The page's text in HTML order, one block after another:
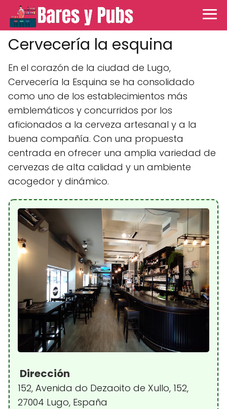
Cervecería la esquina
En el corazón de la ciudad de Lugo,
Cervecería la Esquina se ha consolidado
como uno de los establecimientos más
emblemáticos y concurridos por los
aficionados a la cerveza artesanal y a la
buena compañía. Con una propuesta
centrada en ofrecer una amplia variedad de
cervezas de alta calidad y un ambiente
acogedor y dinámico.
Dirección
152, Avenida do Dezaoito de Xullo, 152,
27004 Lugo, España